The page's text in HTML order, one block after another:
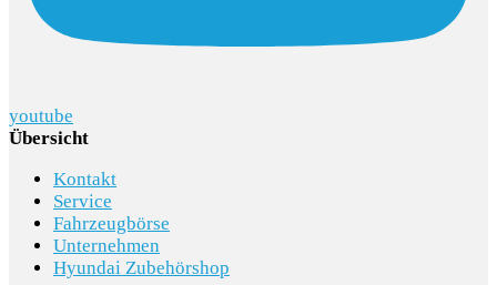
youtube
Übersicht
Kontakt
Service
Fahrzeugbörse
Unternehmen
Hyundai Zubehörshop